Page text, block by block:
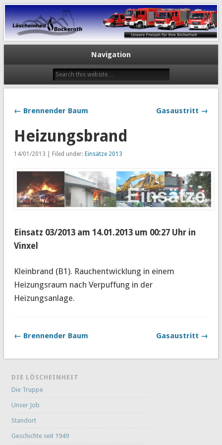
Navigation
← Brennender Baum Gasaustritt →
Heizungsbrand
14/01/2013 | Filed under: Einsätze 2013
Einsatz 03/2013 am 14.01.2013 um 00:27 Uhr in
Vinxel
Kleinbrand (B1). Rauchentwicklung in einem
Heizungsraum nach Verpuffung in der
Heizungsanlage.
← Brennender Baum Gasaustritt →
DIE LÖSCHEINHEIT
Die Truppe
Unser Job
Standort
Geschichte seit 1949